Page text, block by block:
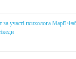
участі психолога Марії